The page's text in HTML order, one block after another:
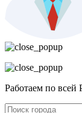
Работаем по всей